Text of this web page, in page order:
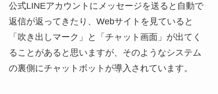
公式LINEアカウントにメッセージを送ると自動で
返信が返ってきたり、Webサイトを見ていると
「吹き出しマーク」と「チャット画面」が出てく
ることがあると思いますが、そのようなシステム
の裏側にチャットボットが導入されています。